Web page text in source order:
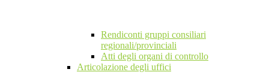
Rendiconti gruppi consiliari
regionali/provinciali
Atti degli organi di controllo
Articolazione degli uffici